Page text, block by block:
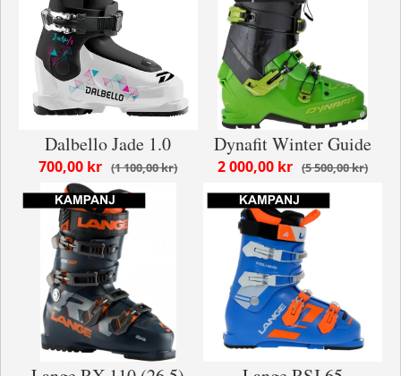
Dalbello Jade 1.0
1 100,00 kr
700,00 kr
Dynafit Winter Guide
5 500,00 kr
2 000,00 kr